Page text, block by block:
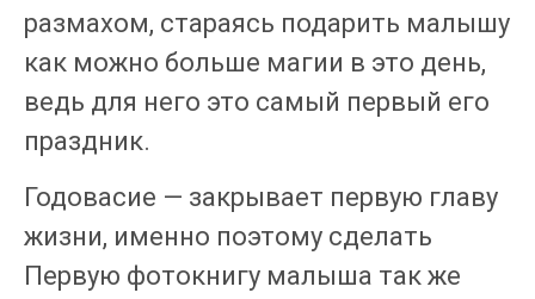
размахом, стараясь подарить малышу
как можно больше магии в это день,
ведь для него это самый первый его
праздник.
Годовасие — закрывает первую главу
жизни, именно поэтому сделать
Первую фотокнигу малыша так же